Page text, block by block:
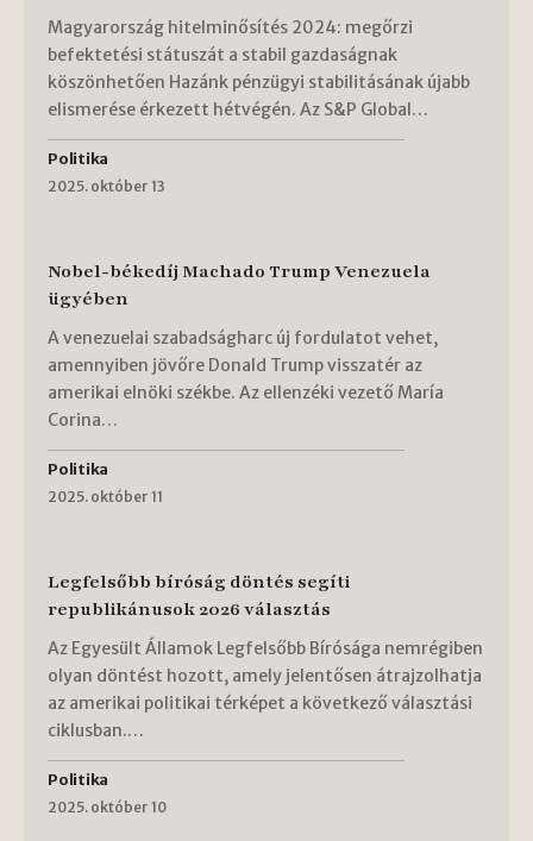
Magyarország hitelminősítés 2024: megőrzi
befektetési státuszát a stabil gazdaságnak
köszönhetően Hazánk pénzügyi stabilitásának újabb
elismerése érkezett hétvégén. Az S&P Global…
Politika
2025. október 13
Nobel-békedíj Machado Trump Venezuela
ügyében
A venezuelai szabadságharc új fordulatot vehet,
amennyiben jövőre Donald Trump visszatér az
amerikai elnöki székbe. Az ellenzéki vezető María
Corina…
Politika
2025. október 11
Legfelsőbb bíróság döntés segíti
republikánusok 2026 választás
Az Egyesült Államok Legfelsőbb Bírósága nemrégiben
olyan döntést hozott, amely jelentősen átrajzolhatja
az amerikai politikai térképet a következő választási
ciklusban.…
Politika
2025. október 10